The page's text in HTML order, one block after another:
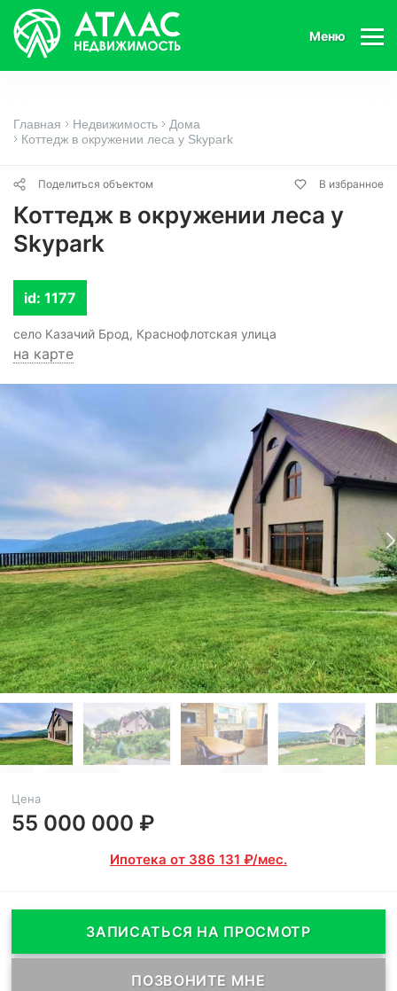
Меню
Главная Недвижимость
Дома
Коттедж в окружении леса у Skypark
Поделиться объектом В избранное
Коттедж в окружении леса у
Skypark
id: 1177
село Казачий Брод, Краснофлотская улица
на карте
Цена
55 000 000 ₽
Ипотека от 386 131 ₽/мес.
ЗАПИСАТЬСЯ НА ПРОСМОТР
ПОЗВОНИТЕ МНЕ